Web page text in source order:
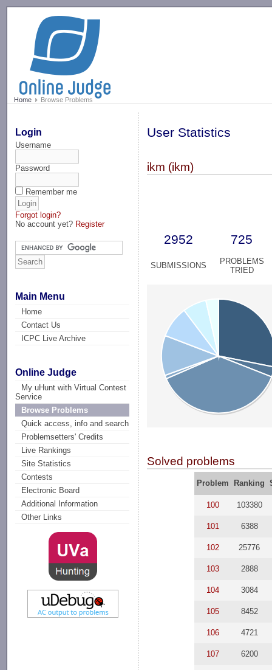
Home Browse Problems
Login
Username
Password
Remember me
Forgot login?
No account yet? Register
Main Menu
Home
Contact Us
ICPC Live Archive
Online Judge
My uHunt with Virtual Contest
Service
Browse Problems
Quick access, info and search
Problemsetters' Credits
Live Rankings
Site Statistics
Contests
Electronic Board
Additional Information
Other Links
User Statistics
ikm (ikm)
2952 725
SUBMISSIONS
PROBLEMS
TRIED
Solved problems
Problem Ranking
100 103380
101 6388
102 25776
103 2888
104 3084
105 8452
106 4721
107 6200